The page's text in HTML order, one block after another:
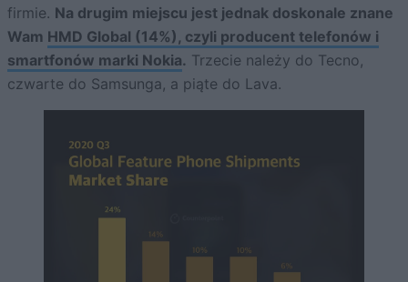
firmie. Na drugim miejscu jest jednak doskonale znane
Wam HMD Global (14%), czyli producent telefonów i
smartfonów marki Nokia. Trzecie należy do Tecno,
czwarte do Samsunga, a piąte do Lava.